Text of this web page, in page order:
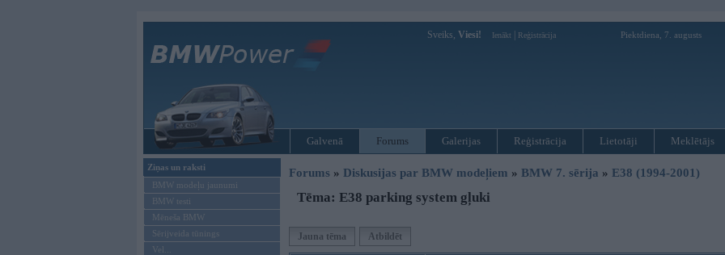
Sveiks, Viesi! Ienākt Reģistrācija Piektdiena, 7. augusts
Galvenā Forums Galerijas Reģistrācija Lietotāji Meklētājs
Ziņas un raksti
BMW modeļu jaunumi
BMW testi
Mēneša BMW
Sērijveida tūnings
Vel...
Forums » Diskusijas par BMW modeļiem » BMW 7. sērija » E38 (1994-2001)
Tēma: E38 parking system gļuki
Jauna tēma Atbildēt